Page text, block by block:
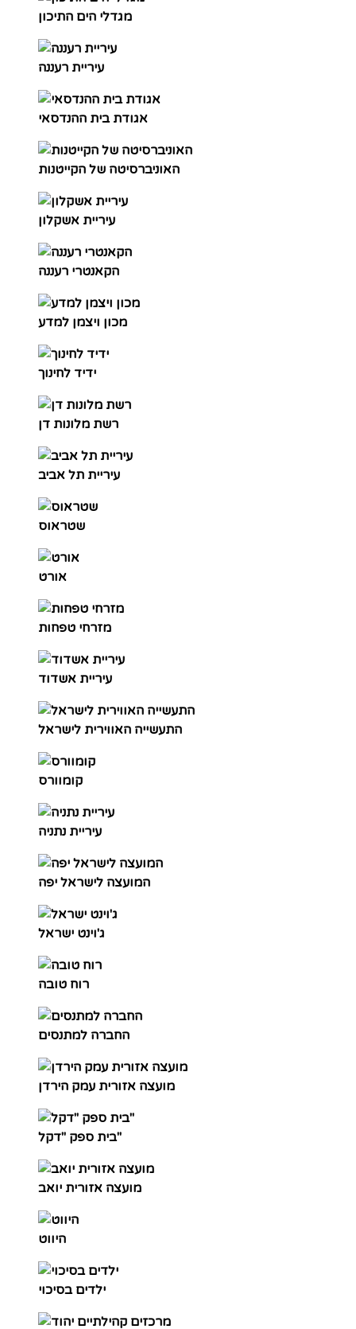
מגדלי הים התיכון
עיריית רעננה
אגודת בית ההנדסאי
האוניברסיטה של הקייטנות
עיריית אשקלון
הקאנטרי רעננה
מכון ויצמן למדע
ידיד לחינוך
רשת מלונות דן
עיריית תל אביב
שטראוס
אורט
מזרחי טפחות
עיריית אשדוד
התעשייה האווירית לישראל
קומוורס
עיריית נתניה
המועצה לישראל יפה
ג'וינט ישראל
רוח טובה
החברה למתנסים
מועצה אזורית עמק הירדן
בית ספק "דקל"
מועצה אזורית יואב
היווט
ילדים בסיכוי